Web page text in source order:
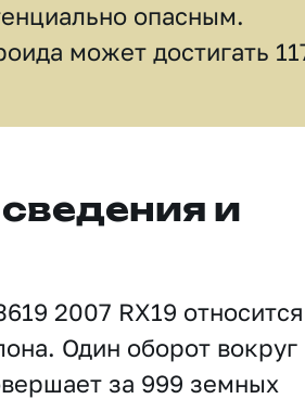
опасным.
может достигать
и
2007 RX19
Один оборот вокруг
за 999 земных